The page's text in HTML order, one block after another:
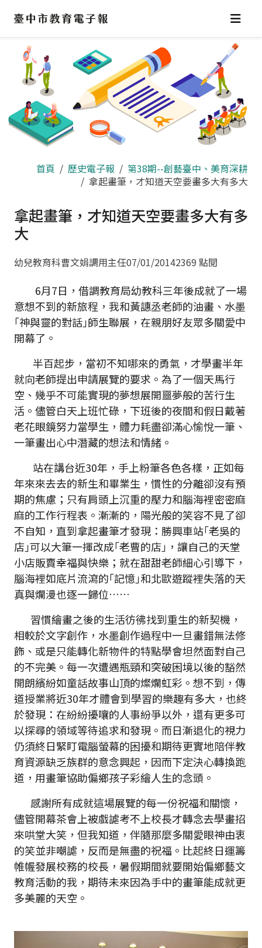
區
首頁 歷史電子報
第38期--創藝臺中、美育深耕
拿起畫筆，才知道天空要畫多大有多大
拿起畫筆，才知道天空要畫多大有多
大
幼兒教育科曹文娟調用主任07/01/20142369 點閱
6月7日，借調教育局幼教科三年後成就了一場
意想不到的新旅程，我和黃譓丞老師的油畫、水墨
｢神與靈的對話｣師生聯展，在親朋好友眾多關愛中
開幕了。
半百起步，當初不知哪來的勇氣，才學畫半年
就向老師提出申請展覽的要求。為了一個天馬行
空、幾乎不可能實現的夢想展開噩夢般的苦行生
活。儘管白天上班忙碌，下班後的夜間和假日戴著
老花眼鏡努力當學生，體力耗盡卻滿心愉悅一筆、
一筆畫出心中潛藏的想法和情緒。
站在講台近30年，手上粉筆各色各樣，正如每
年來來去去的新生和畢業生，慣性的分離卻沒有預
期的焦慮；只有肩頭上沉重的壓力和腦海裡密密麻
麻的工作行程表。漸漸的，陽光般的笑容不見了卻
不自知，直到拿起畫筆才發現：勝興車站｢老吳的
店｣可以大筆一揮改成｢老曹的店｣，讓自己的天堂
小店販賣幸福與快樂；就在甜甜老師細心引導下，
腦海裡如底片流瀉的｢記憶｣和北歐遊蹤裡失落的天
真與爛漫也逐一歸位……
習慣繪畫之後的生活彷彿找到重生的新契機，
相較於文字創作，水墨創作過程中一旦畫錯無法修
飾、或是只能轉化新物件的特點學會坦然面對自己
的不完美。每一次遭遇瓶頸和突破困境以後的豁然
開朗繽紛如童話故事山頂的燦爛虹彩。想不到，傳
道授業將近30年才體會到學習的樂趣有多大，也終
於發現：在紛紛擾嚷的人事紛爭以外，還有更多可
以探尋的領域等待追求和發現。而日漸退化的視力
仍須終日緊盯電腦螢幕的困擾和期待更實地陪伴教
育資源缺乏族群的意念興起，因而下定決心轉換跑
道，用畫筆協助偏鄉孩子彩繪人生的念頭。
感謝所有成就這場展覽的每一份祝福和關懷，
儘管開幕茶會上被戲謔考不上校長才轉念去學畫招
來哄堂大笑，但我知道，伴隨那麼多關愛眼神由衷
的笑並非嘲謔，反而是無盡的祝福。比起終日運籌
帷幄發展校務的校長，暑假期間就要開始偏鄉藝文
教育活動的我，期待未來因為手中的畫筆能成就更
多美麗的天空。